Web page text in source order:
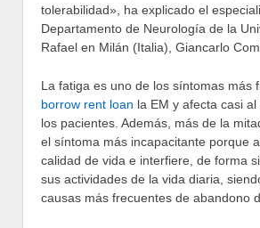
tolerabilidad», ha explicado el
Departamento de Neurología de la
Rafael en Milán (Italia), Giancarlo
La fatiga es uno de los síntomas más
borrow rent loan la EM y afecta casi
los pacientes. Además, más de la
el síntoma más incapacitante porque
calidad de vida e interfiere, de forma
sus actividades de la vida diaria,
causas más frecuentes de abandono